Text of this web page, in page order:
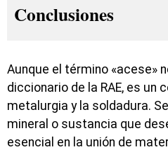
Conclusiones
Aunque el término «acese»
diccionario de la RAE, es un
metalurgia y la soldadura.
mineral o sustancia que
esencial en la unión de